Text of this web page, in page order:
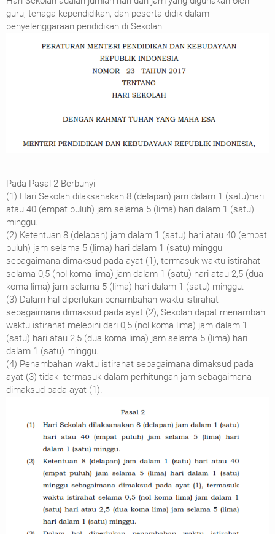
guru, tenaga kependidikan, dan peserta didik dalam
penyelenggaraan pendidikan di Sekolah
Pada Pasal 2 Berbunyi
(1) Hari Sekolah dilaksanakan 8 (delapan) jam dalam 1 (satu)hari
atau 40 (empat puluh) jam selama 5 (lima) hari dalam 1 (satu)
minggu.
(2) Ketentuan 8 (delapan) jam dalam 1 (satu) hari atau 40 (empat
puluh) jam selama 5 (lima) hari dalam 1 (satu) minggu
sebagaimana dimaksud pada ayat (1), termasuk waktu istirahat
selama 0,5 (nol koma lima) jam dalam 1 (satu) hari atau 2,5 (dua
koma lima) jam selama 5 (lima) hari dalam 1 (satu) minggu.
(3) Dalam hal diperlukan penambahan waktu istirahat
sebagaimana dimaksud pada ayat (2), Sekolah dapat menambah
waktu istirahat melebihi dari 0,5 (nol koma lima) jam dalam 1
(satu) hari atau 2,5 (dua koma lima) jam selama 5 (lima) hari
dalam 1 (satu) minggu.
(4) Penambahan waktu istirahat sebagaimana dimaksud pada
ayat (3) tidak termasuk dalam perhitungan jam sebagaimana
dimaksud pada ayat (1).